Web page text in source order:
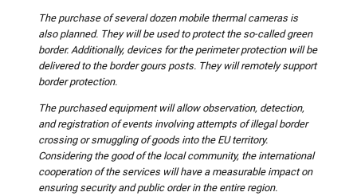
The purchase of several dozen mobile thermal cameras is
also planned. They will be used to protect the so-called green
border. Additionally, devices for the perimeter protection will be
delivered to the border gours posts. They will remotely support
border protection.
The purchased equipment will allow observation, detection,
and registration of events involving attempts of illegal border
crossing or smuggling of goods into the EU territory.
Considering the good of the local community, the international
cooperation of the services will have a measurable impact on
ensuring security and public order in the entire region.